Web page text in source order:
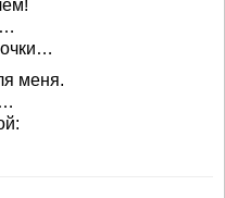
меня.